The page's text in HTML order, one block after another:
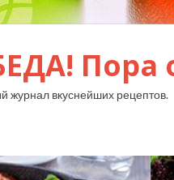
Пора
журнал вкуснейших рецептов.